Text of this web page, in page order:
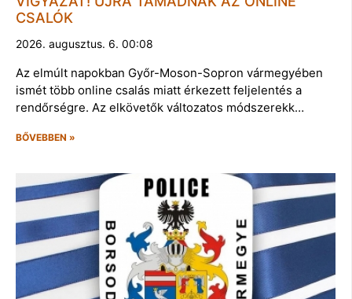
CSALÓK
2026. augusztus. 6. 00:08
Az elmúlt napokban Győr-Moson-Sopron vármegyében
ismét több online csalás miatt érkezett feljelentés a
rendőrségre. Az elkövetők változatos módszerekk…
BŐVEBBEN »